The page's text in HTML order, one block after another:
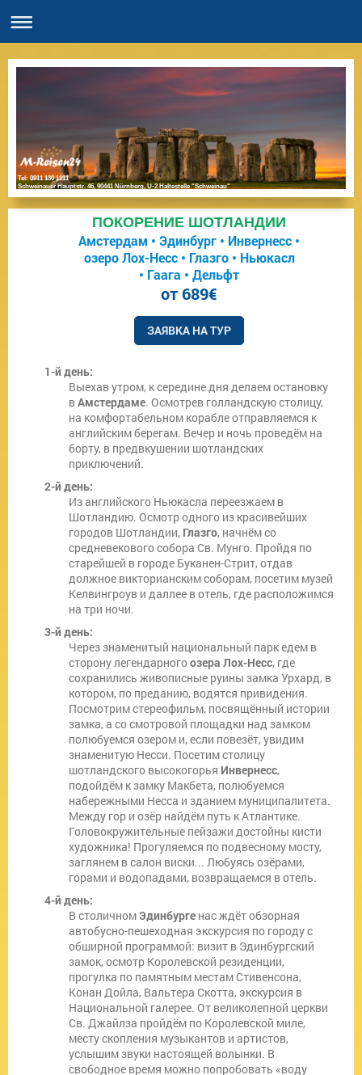
Tel: 0911 130 1111
Schweinauer Hauptstr. 46, 90441 Nürnberg, U-2 Haltestelle "Schweinau"
ПОКОРЕНИЕ ШОТЛАНДИИ
Амстердам • Эдинбург • Инвернесс •
озеро Лох-Несс • Глазго • Ньюкасл
• Гаага • Дельфт
от 689€
ЗАЯВКА НА ТУР
1-й день:
Выехав утром, к середине дня делаем остановку
вАмстердаме. Осмотрев голландскую столицу,
на комфортабельном корабле отправляемся к
английским берегам. Вечер и ночь проведём на
борту, в предвкушении шотландских
приключений.
2-й день:
Из английского Ньюкасла переезжаем в
Шотландию. Осмотр одного из красивейших
городов Шотландии, Глазго, начнём со
средневекового собора Св. Мунго. Пройдя по
старейшей в городе Буканен-Стрит, отдав
должное викторианским соборам, посетим музей
Келвингроув и даллее в отель, где расположимся
на три ночи.
3-й день:
Через знаменитый национальный парк едем в
сторону легендарногоозера Лох-Несс, где
сохранились живописные руины замка Урхард, в
котором, по преданию, водятся привидения.
Посмотрим стереофильм, посвящённый истории
замка, а со смотровой площадки над замком
полюбуемся озером и, если повезёт, увидим
знаменитую Несси. Посетим столицу
шотландского высокогорья Инвернесс,
подойдём к замку Макбета, полюбуемся
набережными Несса и зданием муниципалитета.
Между гор и озёр найдём путь к Атлантике.
Головокружительные пейзажи достойны кисти
художника! Прогуляемся по подвесному мосту,
заглянем в салон виски... Любуясь озёрами,
горами и водопадами, возвращаемся в отель.
4-й день:
В столичномЭдинбурге нас ждёт обзорная
автобусно-пешеходная экскурсия по городу с
обширной программой: визит в Эдинбургский
замок, осмотр Королевской резиденции,
прогулка по памятным местам Стивенсона,
Конан Дойла, Вальтера Скотта, экскурсия в
Национальной галерее. От великолепной церкви
Св. Джайлза пройдём по Королевской миле,
месту скопления музыкантов и артистов,
услышим звуки настоящей волынки. В
свободное время можно попробовать «воду